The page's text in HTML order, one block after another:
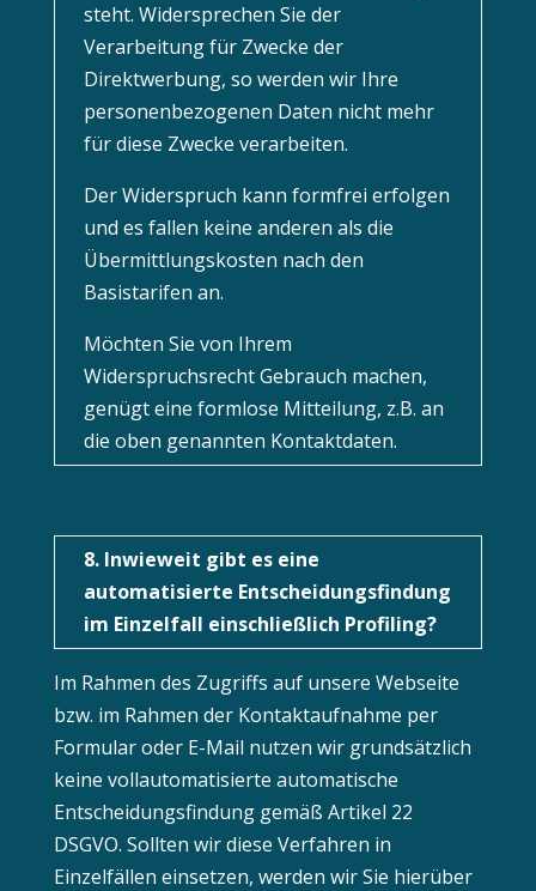
steht. Widersprechen Sie der
Verarbeitung für Zwecke der
Direktwerbung, so werden wir Ihre
personenbezogenen Daten nicht mehr
für diese Zwecke verarbeiten.
Der Widerspruch kann formfrei erfolgen
und es fallen keine anderen als die
Übermittlungskosten nach den
Basistarifen an.
Möchten Sie von Ihrem
Widerspruchsrecht Gebrauch machen,
genügt eine formlose Mitteilung, z.B. an
die oben genannten Kontaktdaten.
8. Inwieweit gibt es eine
automatisierte Entscheidungsfindung
im Einzelfall einschließlich Profiling?
Im Rahmen des Zugriffs auf unsere Webseite
bzw. im Rahmen der Kontaktaufnahme per
Formular oder E-Mail nutzen wir grundsätzlich
keine vollautomatisierte automatische
Entscheidungsfindung gemäß Artikel 22
DSGVO. Sollten wir diese Verfahren in
Einzelfällen einsetzen, werden wir Sie hierüber